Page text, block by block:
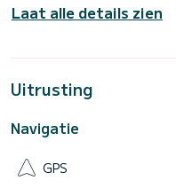
Laat alle details zien
Uitrusting
Navigatie
GPS